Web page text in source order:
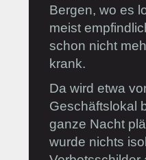
Bergen, wo es
meist
schon nicht
krank.
Da wird etwa
Geschäftslokal
ganze Nacht
wurde nichts